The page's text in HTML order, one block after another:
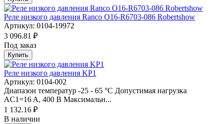
Реле низкого давления Ranco O16-R6703-086 Robertshow
Артикул: 0104-19972
3 096.81 ₽
Под заказ
Купить
Реле низкого давления KP1
Артикул: 0104-002
Диапазон температур -25 - 65 °C Допустимая нагрузка
AC1=16 A, 400 В Максимальн...
1 132.16 ₽
В наличии